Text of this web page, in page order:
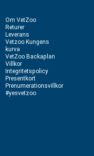
Om VetZoo
Returer
Leverans
Vetzoo Kungens
kurva
VetZoo Backaplan
Villkor
Integritetspolicy
Presentkort
Prenumerationsvillkor
#yesvetzoo